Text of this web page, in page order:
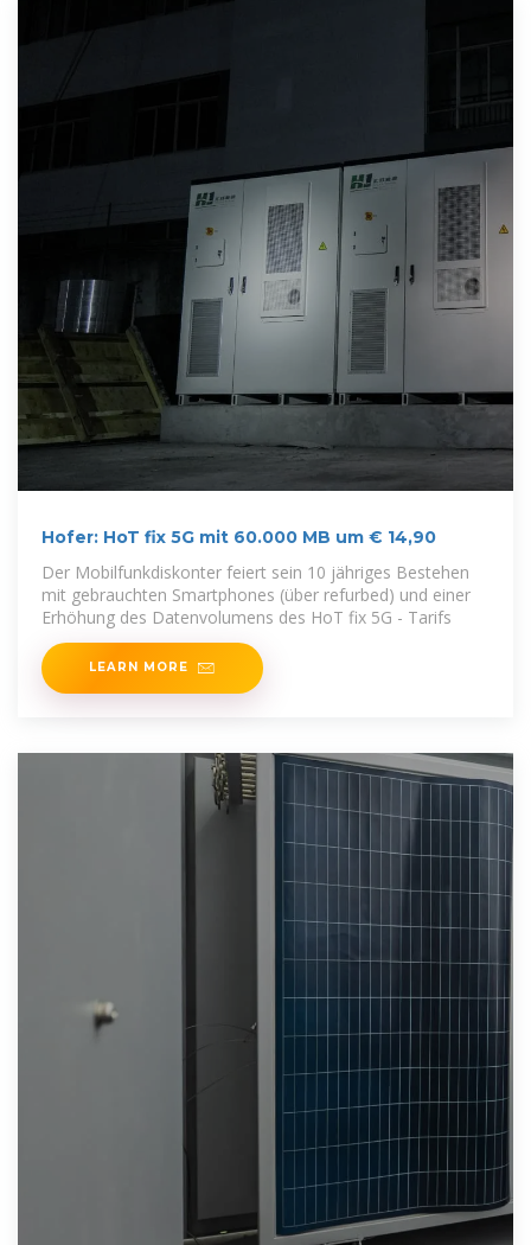
Hofer: HoT fix 5G mit 60.000 MB um € 14,90
Der Mobilfunkdiskonter feiert sein 10 jähriges Bestehen
mit gebrauchten Smartphones (über refurbed) und einer
Erhöhung des Datenvolumens des HoT fix 5G - Tarifs
LEARN MORE